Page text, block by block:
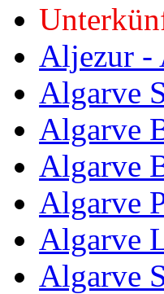
Aljezur -
Algarve
Algarve
Algarve
Algarve
Algarve
Algarve